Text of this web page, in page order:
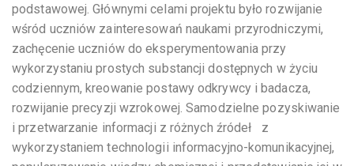
podstawowej. Głównymi celami projektu było rozwijanie
wśród uczniów zainteresowań naukami przyrodniczymi,
zachęcenie uczniów do eksperymentowania przy
wykorzystaniu prostych substancji dostępnych w życiu
codziennym, kreowanie postawy odkrywcy i badacza,
rozwijanie precyzji wzrokowej. Samodzielne pozyskiwanie
i przetwarzanie informacji z różnych źródeł z
wykorzystaniem technologii informacyjno-komunikacyjnej,